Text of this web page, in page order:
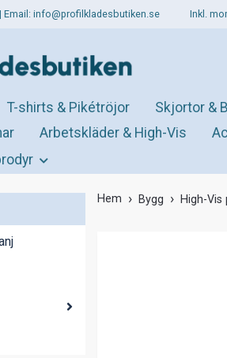
Email: info@profilkladesbutiken.se Inkl.
T-shirts & Pikétröjor Skjortor &
Arbetskläder & High-Vis
Hem Bygg High-